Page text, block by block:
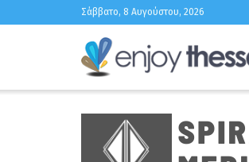
Σάββατο, 8 Αυγούστου, 2026